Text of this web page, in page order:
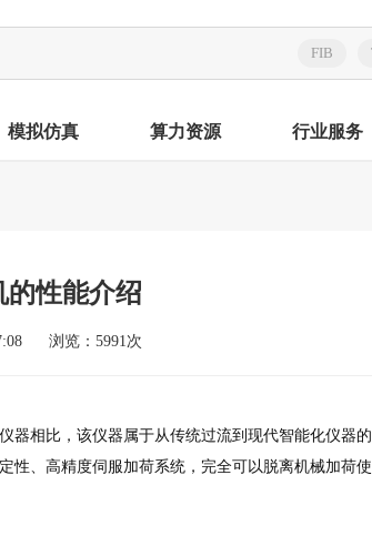
FIB
模拟仿真 算力资源 行业服务
的性能介绍
浏览：5991次
器相比，该仪器属于从传统过流到现代智能化仪器
、高精度伺服加荷系统，完全可以脱离机械加荷使